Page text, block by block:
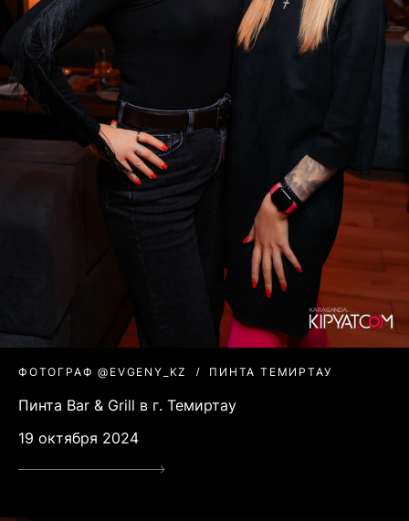
ФОТОГРАФ @EVGENY_KZ ПИНТА ТЕМИРТАУ
Пинта Bar & Grill в г. Темиртау
19 октября 2024